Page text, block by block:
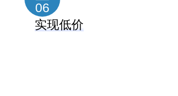
06
实现低价